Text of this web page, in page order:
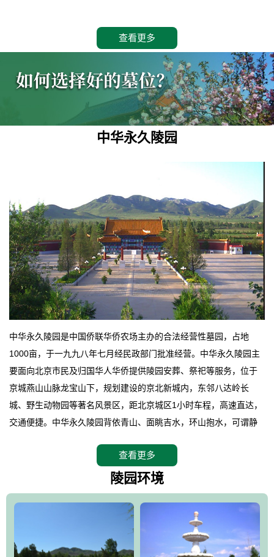
查看更多
中华永久陵园
中华永久陵园是中国侨联华侨农场主办的合法经营性墓园，占地
1000亩，于一九九八年七月经民政部门批准经营。中华永久陵园主
要面向北京市民及归国华人华侨提供陵园安葬、祭祀等服务，位于
京城燕山山脉龙宝山下，规划建设的京北新城内，东邻八达岭长
城、野生动物园等著名风景区，距北京城区1小时车程，高速直达，
交通便捷。中华永久陵园背依青山、面眺吉水，环山抱水，可谓静
地。在总体设计上完全以中国传统文化作为前渠，由三条山脊环绕
而成，宛如一把太师椅，呈坐南朝北向，左青龙，右白虎，前朱
环绕挡住了外界的风吹，流动的生气遇到官厅的水又止住了，正好
符合山环水抱，藏风纳气的要求。中华永久陵园风景庄重典雅、气
势如宏，是华北地区最大的平川式墓园，陵园以皇家建筑风格为载
查看更多
陵园环境